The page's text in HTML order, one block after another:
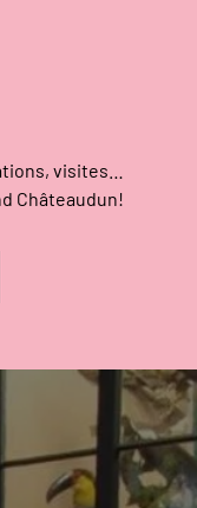
visites…
Châteaudun!